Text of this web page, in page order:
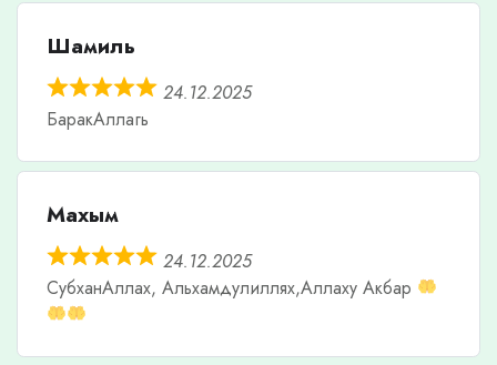
Шамиль
24.12.2025
БаракАллагь
Махым
24.12.2025
СубханАллах, Альхамдулиллях,Аллаху Акбар